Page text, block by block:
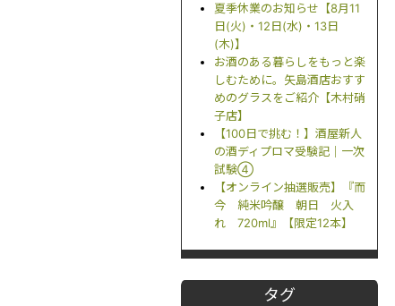
夏季休業のお知らせ【8月11
日(火)・12日(水)・13日
(木)】
お酒のある暮らしをもっと楽
しむために。矢島酒店おすす
めのグラスをご紹介【木村硝
子店】
【100日で挑む！】酒屋新人
の酒ディプロマ受験記｜一次
試験④
【オンライン抽選販売】『而
今 純米吟醸 朝日 火入
れ 720ml』【限定12本】
タグ